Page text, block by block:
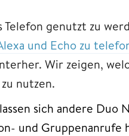
genutzt zu
und Echo zu
Wir zeigen,
nutzen.
sich andere Duo
und Gruppenanrufe